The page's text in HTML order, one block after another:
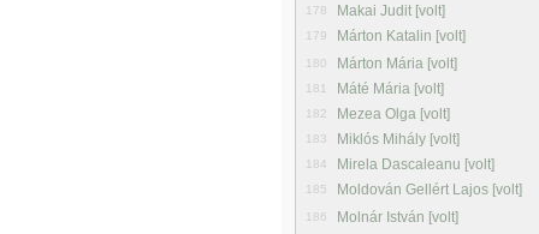
178 Makai Judit [volt]
179 Márton Katalin [volt]
180 Márton Mária [volt]
181 Máté Mária [volt]
182 Mezea Olga [volt]
183 Miklós Mihály [volt]
184 Mirela Dascaleanu [volt]
185 Moldován Gellért Lajos [volt]
186 Molnár István [volt]